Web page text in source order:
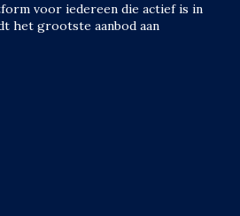
voor iedereen die actief is in
het grootste aanbod aan